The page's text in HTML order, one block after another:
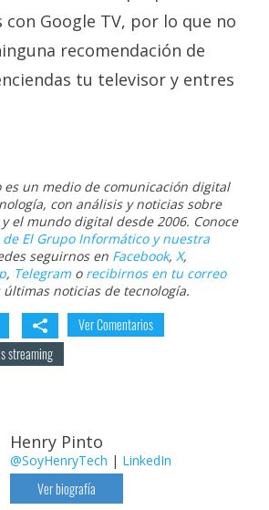
Google TV, por lo que no
recomendación de
tu televisor y entres
es un medio de comunicación digital
con análisis y noticias sobre
el mundo digital desde 2006. Conoce
El Grupo Informático y nuestra
seguirnos en Facebook, X,
, Telegramo recibirnos en tu correo
noticias de tecnología.
Ver Comentarios
streaming
Henry Pinto
@SoyHenryTech | LinkedIn
Ver biografía